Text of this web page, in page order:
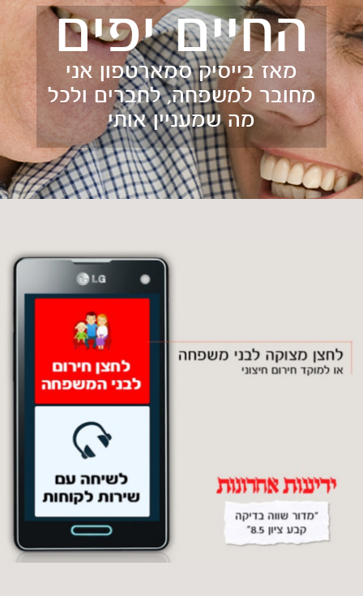
החיים יפים
מאז בייסיק סמארטפון אני
מחובר למשפחה, לחברים ולכל
מה שמעניין אותי